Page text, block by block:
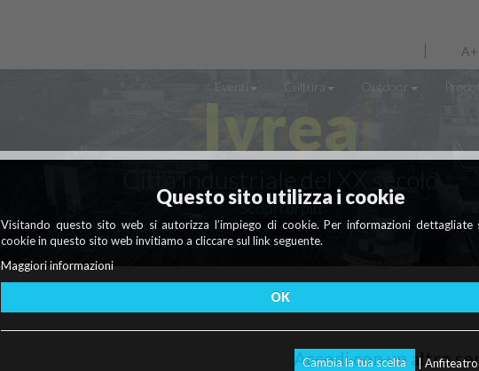
Ivrea
Città industriale del XX secolo
Scopri di più
Scopri
cosa vedere
Maggiori info
A+
Eventi Cultura Outdoor
Accedi con un altro
Questo sito utilizza i cookie
Visitando questo sito web si autorizza l’impiego di cookie. Per informazioni dettagliate
cookie in questo sito web invitiamo a cliccare sul link seguente.
Maggiori informazioni
OK
Cambia la tua scelta |